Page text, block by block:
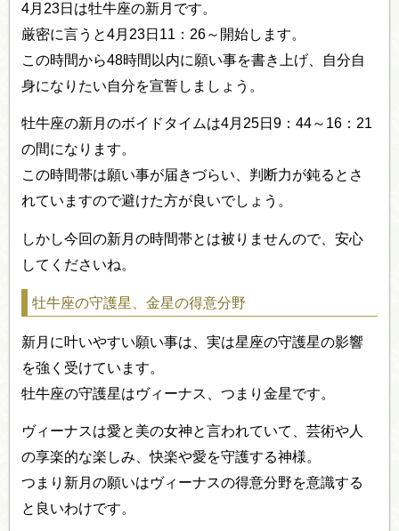
4月23日は牡牛座の新月です。
厳密に言うと4月23日11：26～開始します。
この時間から48時間以内に願い事を書き上げ、自分自
身になりたい自分を宣誓しましょう。
牡牛座の新月のボイドタイムは4月25日9：44～16：21
の間になります。
この時間帯は願い事が届きづらい、判断力が鈍るとさ
れていますので避けた方が良いでしょう。
しかし今回の新月の時間帯とは被りませんので、安心
してくださいね。
牡牛座の守護星、金星の得意分野
新月に叶いやすい願い事は、実は星座の守護星の影響
を強く受けています。
牡牛座の守護星はヴィーナス、つまり金星です。
ヴィーナスは愛と美の女神と言われていて、芸術や人
の享楽的な楽しみ、快楽や愛を守護する神様。
つまり新月の願いはヴィーナスの得意分野を意識する
と良いわけです。